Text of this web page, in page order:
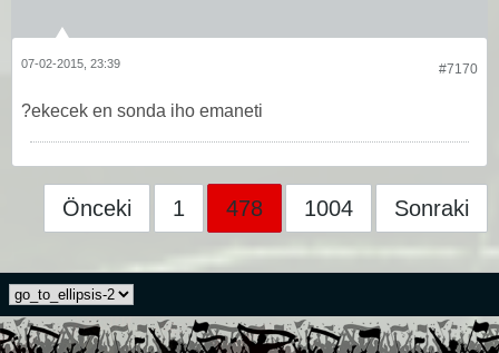
#7170
07-02-2015, 23:39
?ekecek en sonda iho emaneti
Önceki 1 478 1004 Sonraki